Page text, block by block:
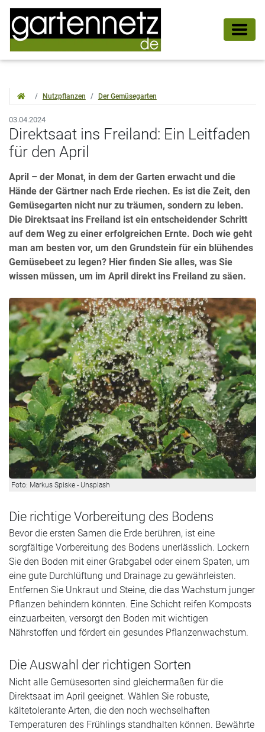
Nutzpflanzen Der Gemüsegarten
03.04.2024
Direktsaat ins Freiland: Ein Leitfaden
für den April
April – der Monat, in dem der Garten erwacht und die
Hände der Gärtner nach Erde riechen. Es ist die Zeit, den
Gemüsegarten nicht nur zu träumen, sondern zu leben.
Die Direktsaat ins Freiland ist ein entscheidender Schritt
auf dem Weg zu einer erfolgreichen Ernte. Doch wie geht
man am besten vor, um den Grundstein für ein blühendes
Gemüsebeet zu legen? Hier finden Sie alles, was Sie
wissen müssen, um im April direkt ins Freiland zu säen.
Foto: Markus Spiske - Unsplash
Die richtige Vorbereitung des Bodens
Bevor die ersten Samen die Erde berühren, ist eine
sorgfältige Vorbereitung des Bodens unerlässlich. Lockern
Sie den Boden mit einer Grabgabel oder einem Spaten, um
eine gute Durchlüftung und Drainage zu gewährleisten.
Entfernen Sie Unkraut und Steine, die das Wachstum junger
Pflanzen behindern könnten. Eine Schicht reifen Komposts
einzuarbeiten, versorgt den Boden mit wichtigen
Nährstoffen und fördert ein gesundes Pflanzenwachstum.
Die Auswahl der richtigen Sorten
Nicht alle Gemüsesorten sind gleichermaßen für die
Direktsaat im April geeignet. Wählen Sie robuste,
kältetolerante Arten, die den noch wechselhaften
Temperaturen des Frühlings standhalten können. Bewährte